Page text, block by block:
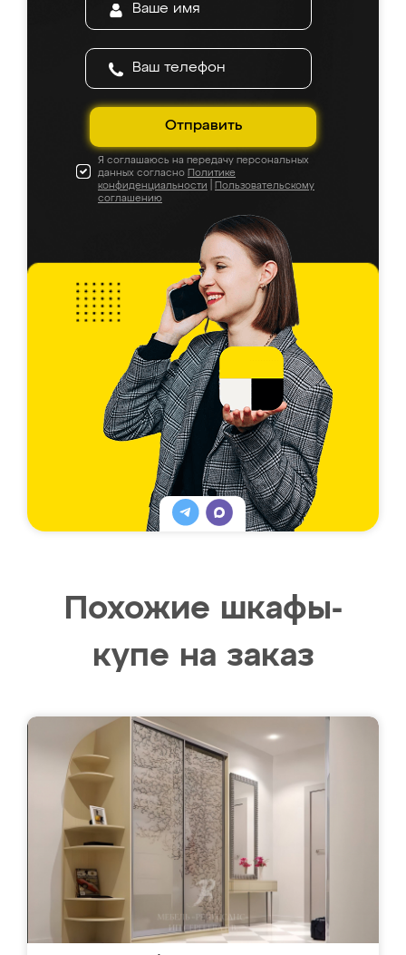
Отправить
Я соглашаюсь на передачу персональных
данных согласно Политике
конфиденциальности
Пользовательскому
соглашению
Похожие шкафы-
купе на заказ